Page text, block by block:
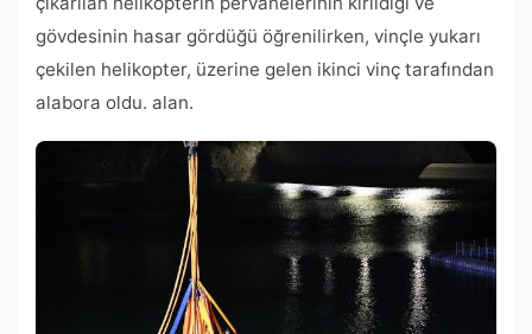
gövdesinin hasar gördüğü öğrenilirken, vinçle yukarı
çekilen helikopter, üzerine gelen ikinci vinç tarafından
alabora oldu. alan.